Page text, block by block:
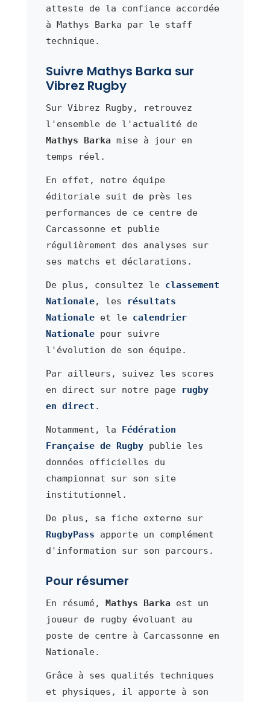
atteste de la confiance accordée
à Mathys Barka par le staff
technique.
Suivre Mathys Barka sur
Vibrez Rugby
Sur Vibrez Rugby, retrouvez
l'ensemble de l'actualité de
Mathys Barka mise à jour en
temps réel.
En effet, notre équipe
éditoriale suit de près les
performances de ce centre de
Carcassonne et publie
régulièrement des analyses sur
ses matchs et déclarations.
De plus, consultez le classement
Nationale, les
résultats
Nationaleet le calendrier
Nationalepour suivre
l'évolution de son équipe.
Par ailleurs, suivez les scores
en direct sur notre page
rugby
en direct .
Notamment, la Fédération
Française de Rugbypublie les
données officielles du
championnat sur son site
institutionnel.
De plus, sa fiche externe sur
RugbyPass apporte un complément
d'information sur son parcours.
Pour résumer
En résumé, Mathys Barka est un
joueur de rugby évoluant au
poste de centre à Carcassonne en
Nationale.
Grâce à ses qualités techniques
et physiques, il apporte à son